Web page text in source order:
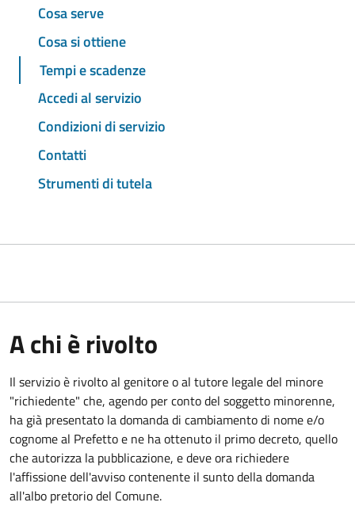
Cosa serve
Cosa si ottiene
Tempi e scadenze
Accedi al servizio
Condizioni di servizio
Contatti
Strumenti di tutela
A chi è rivolto
Il servizio è rivolto al genitore o al tutore legale del minore
"richiedente" che, agendo per conto del soggetto minorenne,
ha già presentato la domanda di cambiamento di nome e/o
cognome al Prefetto e ne ha ottenuto il primo decreto, quello
che autorizza la pubblicazione, e deve ora richiedere
l'affissione dell'avviso contenente il sunto della domanda
all'albo pretorio del Comune.